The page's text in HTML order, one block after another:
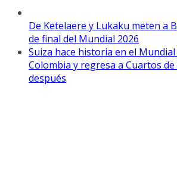
De Ketelaere y Lukaku meten a
de final del Mundial 2026
Suiza hace historia en el Mundial
Colombia y regresa a Cuartos de
después